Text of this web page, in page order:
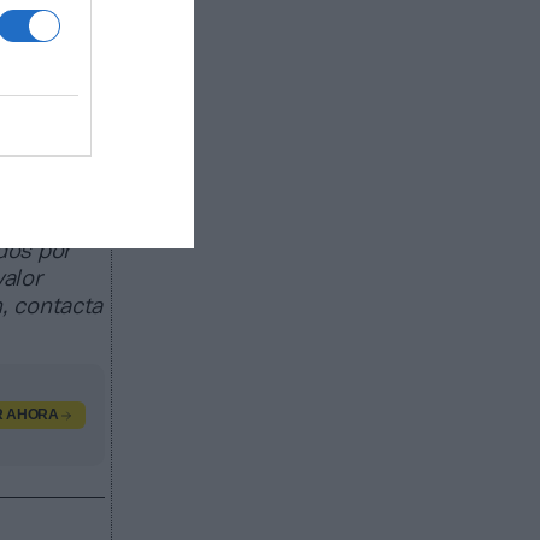
de
de
por
contacta
AHORA